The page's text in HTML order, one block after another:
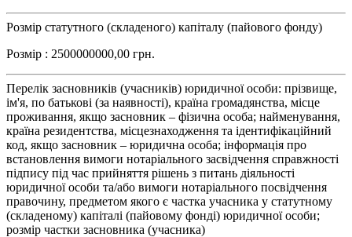
Розмір статутного (складеного) капіталу (пайового фонду)
Розмір : 2500000000,00 грн.
Перелік засновників (учасників) юридичної особи: прізвище,
ім'я, по батькові (за наявності), країна громадянства, місце
проживання, якщо засновник – фізична особа; найменування,
країна резидентства, місцезнаходження та ідентифікаційний
код, якщо засновник – юридична особа; інформація про
встановлення вимоги нотаріального засвідчення справжності
підпису під час прийняття рішень з питань діяльності
юридичної особи та/або вимоги нотаріального посвідчення
правочину, предметом якого є частка учасника у статутному
(складеному) капіталі (пайовому фонді) юридичної особи;
розмір частки засновника (учасника)